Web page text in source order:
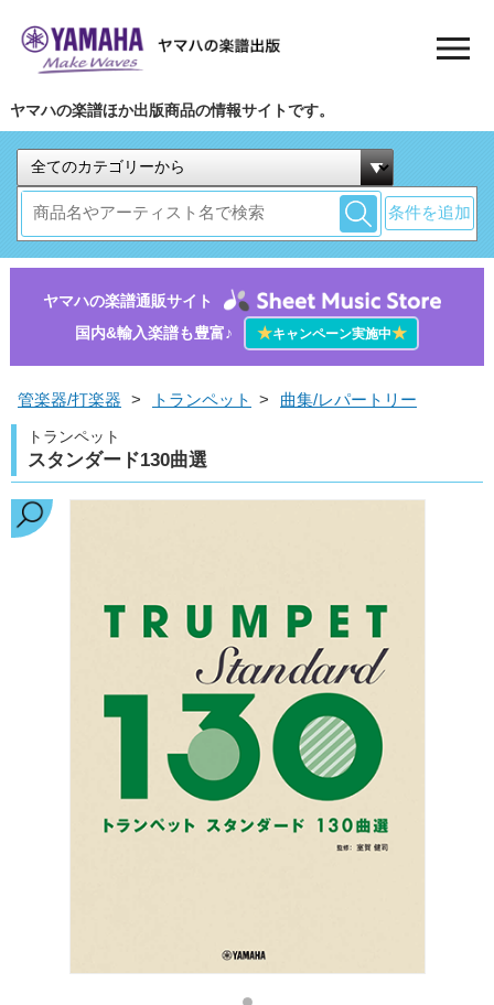
ヤマハの楽譜ほか出版商品の情報サイトです。
条件を追加
ヤマハの楽譜通販サイト
国内&輸入楽譜も豊富♪
★キャンペーン実施中★
管楽器/打楽器 > トランペット > 曲集/レパートリー
トランペット
スタンダード130曲選